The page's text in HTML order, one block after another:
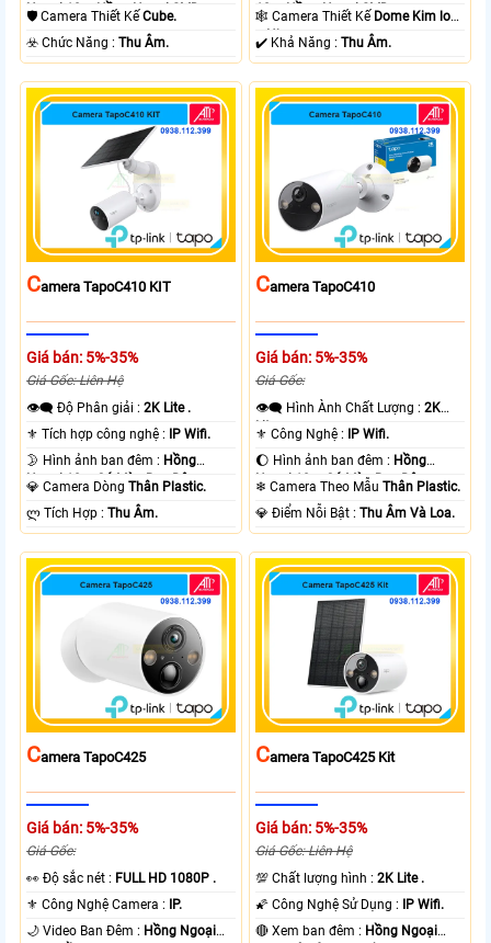
Ngoại 10m Hồng Ngoại SMD.
🛡 Camera Thiết KếCube.
️☣️ Chức Năng :Thu Âm.
10m Hồng Ngoại SMD.
🕸️ Camera Thiết Kế Dome Kim loại
+ Nhựa.
️✔️ Khả Năng :Thu Âm.
CAmera TapoC410 KIT
Giá bán: 5%-35%
Giá Gốc: Liên Hệ
👁️‍🗨 Độ Phân giải :2K Lite .
⚜️ Tích hợp công nghệ :
IP Wifi.
🌛 Hình ảnh ban đêm : Hồng
Ngoại 10m Có Màu Ban Ðêm.
💎 Camera DòngThân Plastic.
️ლ Tích Hợp :Thu Âm.
CAmera TapoC410
Giá bán: 5%-35%
Giá Gốc:
👁️‍🗨 Hình Ành Chất Lượng :2K
Lite .
⚜️ Công Nghệ :
IP Wifi.
🌔 Hình ảnh ban đêm : Hồng
Ngoại 10m Có Màu Ban Ðêm.
❄ Camera Theo MẫuThân Plastic.
️💎 Điểm Nỗi Bật :Thu Âm Và Loa.
CAmera TapoC425
Giá bán: 5%-35%
Giá Gốc:
️👀 Độ sắc nét : FULL HD 1080P .
⚜️ Công Nghệ Camera :
IP.
🌙 Video Ban Đêm : Hồng Ngoại
CAmera TapoC425 Kit
Giá bán: 5%-35%
Giá Gốc: Liên Hệ
💯 Chất lượng hình :2K Lite .
🌠 Công Nghệ Sử Dụng :
IP Wifi.
🔴 Xem ban đêm : Hồng Ngoại